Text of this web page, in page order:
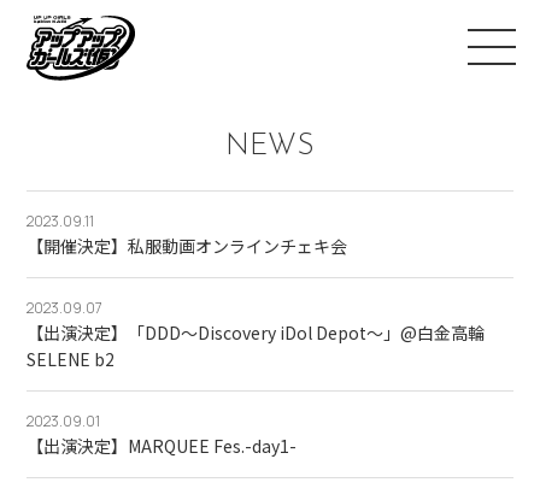
NEWS
2023.09.11
【開催決定】私服動画オンラインチェキ会
2023.09.07
【出演決定】「DDD～Discovery iDol Depot～」@白金高輪
SELENE b2
2023.09.01
【出演決定】MARQUEE Fes.-day1-